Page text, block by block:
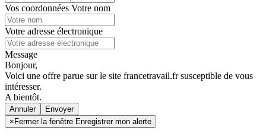
Vos coordonnées Votre nom
Votre adresse électronique
Message
Bonjour,
Voici une offre parue sur le site francetravail.fr susceptible de vous
intéresser.
A bientôt.
Annuler
× Fermer la fenêtre Enregistrer mon alerte